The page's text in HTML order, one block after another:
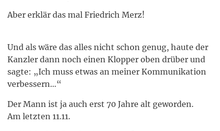
Aber erklär das mal Friedrich Merz!
Und als wäre das alles nicht schon genug, haute der
Kanzler dann noch einen Klopper oben drüber und
sagte: „Ich muss etwas an meiner Kommunikation
verbessern…“
Der Mann ist ja auch erst 70 Jahre alt geworden.
Am letzten 11.11.